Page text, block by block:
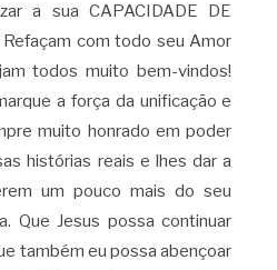
a sua CAPACIDADE DE
Refaçam com todo seu Amor
todos muito bem-vindos!
a força da unificação e
muito honrado em poder
histórias reais e lhes dar a
um pouco mais do seu
Que Jesus possa continuar
também eu possa abençoar